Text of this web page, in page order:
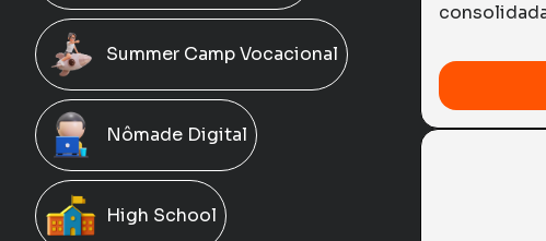
Summer Camp Vocacional
Nômade Digital
High School